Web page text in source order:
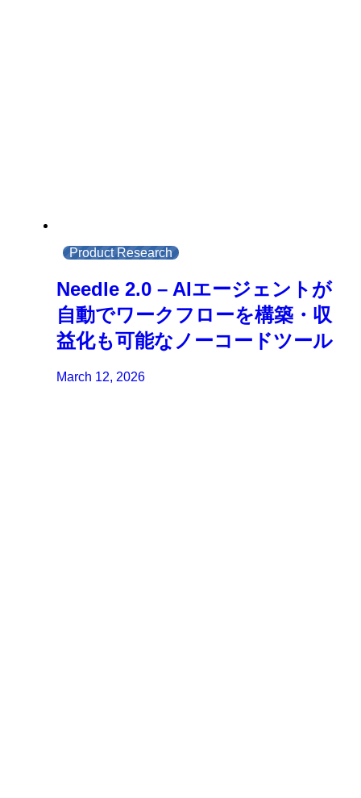
Product Research
Needle 2.0 – AIエージェントが
自動でワークフローを構築・収
益化も可能なノーコードツール
March 12, 2026